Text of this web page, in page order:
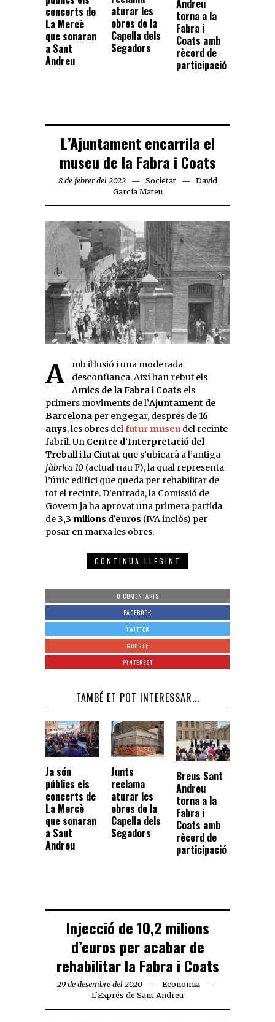
concerts de
La Mercè
que sonaran
a Sant
Andreu
aturar les
obres de la
Capella dels
Segadors
Andreu
torna a la
Fabra i
Coats amb
rècord de
participació
L’Ajuntament encarrila el
museu de la Fabra i Coats
8 de febrer del 2022 Societat
David
García Mateu
Amb il·lusió i una moderada
desconfiança. Així han rebut els
Amics de la Fabra i Coats els
primers moviments de l’Ajuntament de
Barcelona per engegar, després de 16
anys, les obres delfutur museu del recinte
fabril. Un Centre d’Interpretació del
Treball i la Ciutat que s’ubicarà a l’antiga
fàbrica 10 (actual nau F), la qual representa
l’únic edifici que queda per rehabilitar de
tot el recinte. D’entrada, la Comissió de
Govern ja ha aprovat una primera partida
de 3,3 milions d’euros (IVA inclòs) per
posar en marxa les obres.
CONTINUA LLEGINT
0 COMENTARIS
FACEBOOK
TWITTER
GOOGLE
PINTEREST
TAMBÉ ET POT INTERESSAR...
Ja són
públics els
concerts de
La Mercè
que sonaran
a Sant
Andreu
Junts
reclama
aturar les
obres de la
Capella dels
Segadors
Breus Sant
Andreu
torna a la
Fabra i
Coats amb
rècord de
participació
Injecció de 10,2 milions
d’euros per acabar de
rehabilitar la Fabra i Coats
29 de desembre del 2020
Economia
L'Exprés de Sant Andreu